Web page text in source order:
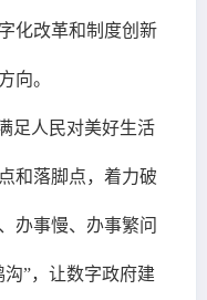
化改革和制度创新
向。
足人民对美好生活
和落脚点，着力破
办事慢、办事繁问
”，让数字政府建